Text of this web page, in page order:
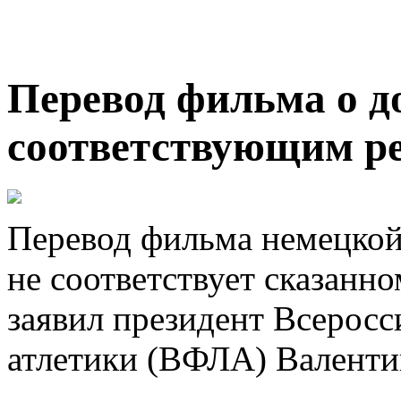
Перевод фильма о
соответствующим
Перевод фильма
не соответствует
заявил президент
атлетики (ВФЛА)